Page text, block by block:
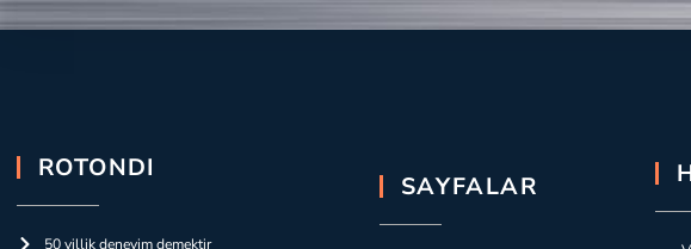
ROTONDI
50 yillik deneyim demektir
SAYFALAR